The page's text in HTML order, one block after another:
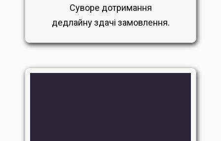
Суворе дотримання
дедлайну здачі замовлення.